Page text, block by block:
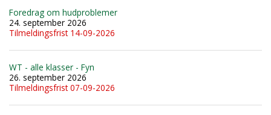
Foredrag om hudproblemer
24. september 2026
Tilmeldingsfrist 14-09-2026
WT - alle klasser - Fyn
26. september 2026
Tilmeldingsfrist 07-09-2026